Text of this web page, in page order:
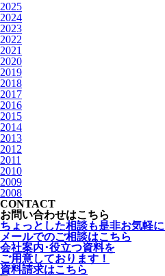
2025
2024
2023
2022
2021
2020
2019
2018
2017
2016
2015
2014
2013
2012
2011
2010
2009
2008
CONTACT
お問い合わせはこちら
ちょっとした相談も是非お気軽に
メールでのご相談はこちら
会社案内･役立つ資料を
ご用意しております！
資料請求はこちら